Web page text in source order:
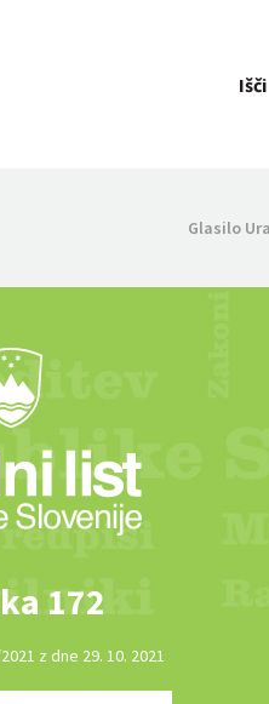
Išči
Glasilo
172
z dne 29. 10. 2021